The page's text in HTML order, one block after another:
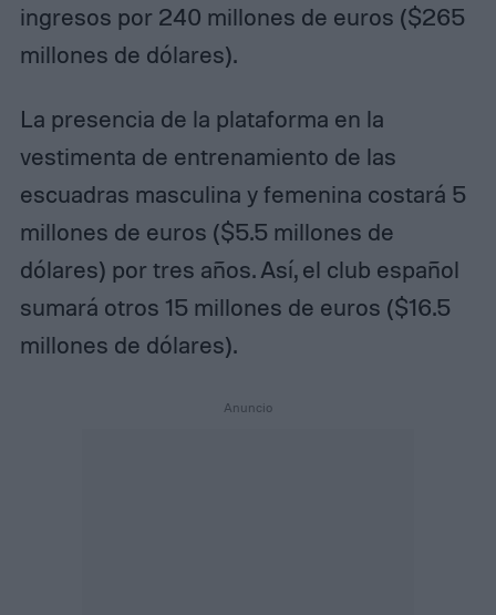
ingresos por 240 millones de euros ($265
millones de dólares).
La presencia de la plataforma en la
vestimenta de entrenamiento de las
escuadras masculina y femenina costará 5
millones de euros ($5.5 millones de
dólares) por tres años. Así, el club español
sumará otros 15 millones de euros ($16.5
millones de dólares).